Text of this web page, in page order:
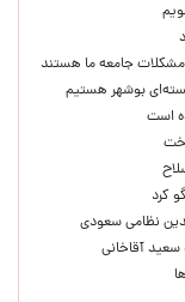
جامعه ما هستند
بوشهر هستیم
است
کرد
نظامی سعودی